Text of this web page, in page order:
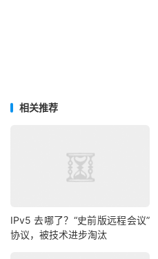
相关推荐
IPv5 去哪了？“史前版远程会议”
协议，被技术进步淘汰